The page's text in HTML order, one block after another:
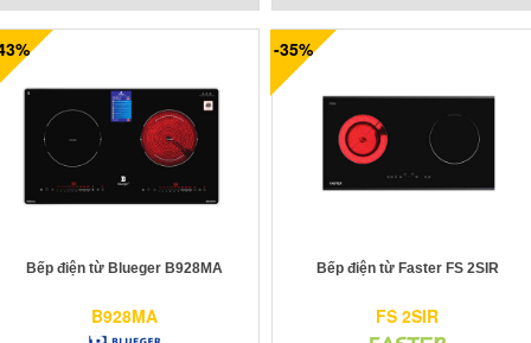
Bếp điện từ Blueger B928MA
B928MA
-35%
Bếp điện từ Faster FS 2SIR
FS 2SIR